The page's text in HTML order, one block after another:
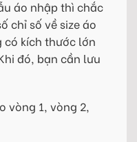
áo nhập thì chắc
chỉ số về size áo
có kích thước lớn
đó, bạn cần lưu
vòng 1, vòng 2,